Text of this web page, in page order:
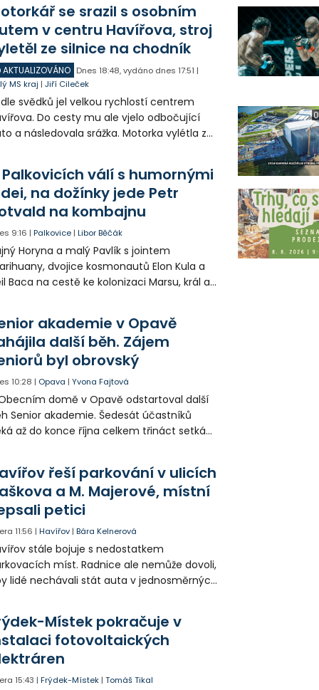
se srazil s osobním
v centru Havířova, stroj
ze silnice na chodník
AKTUALIZOVÁNO Dnes 18:48,vydáno dnes 17:51 |
MS kraj |Jiří Cileček
svědků jel velkou rychlostí centrem
Do cesty mu ale vjelo odbočující
a následovala srážka. Motorka vylétla ze
a byl letecky přepraven do
Palkovicích válí s humornými
na dožínky jede Petr
na kombajnu
9:16 |Palkovice |Libor Běčák
Horyna a malý Pavlík s jointem
dvojice kosmonautů Elon Kula a
Baca na cestě ke kolonizaci Marsu, král a
a místostarosta David Kula.
akademie v Opavě
další běh. Zájem
byl obrovský
10:28 | Opava |Yvona Fajtová
domě v Opavě odstartoval další
Senior akademie. Šedesát účastníků
až do konce října celkem třináct setkání
certifikáty o absolvování studia a
dárky.
řeší parkování v ulicích
a M. Majerové, místní
petici
11:56 |Havířov |Bára Kelnerová
stále bojuje s nedostatkem
míst. Radnice ale nemůže dovoli,
lidé nechávali stát auta v jednosměrných
někteří obyvatelé rozhodli sepsat petici.
Místek pokračuje v
fotovoltaických
15:43 |Frýdek-Místek |Tomáš Tikal